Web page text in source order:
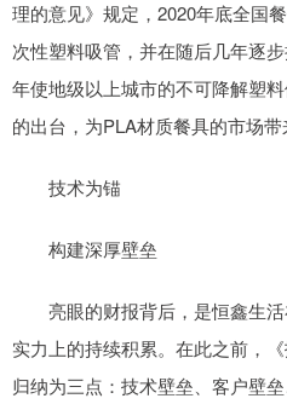
理的意见》规定，2020年底全国
次性塑料吸管，并在随后几年逐
年使地级以上城市的不可降解塑
的出台，为PLA材质餐具的市场带
技术为锚
构建深厚壁垒
亮眼的财报背后，是恒鑫生活
实力上的持续积累。在此之前，
归纳为三点：技术壁垒、客户壁